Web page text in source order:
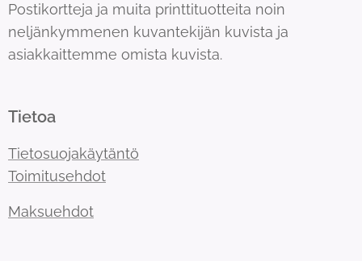
Postikortteja ja muita printtituotteita noin
neljänkymmenen kuvantekijän kuvista ja
asiakkaittemme omista kuvista.
Tietoa
Tietosuojakäytäntö
Toimitusehdot
Maksuehdot